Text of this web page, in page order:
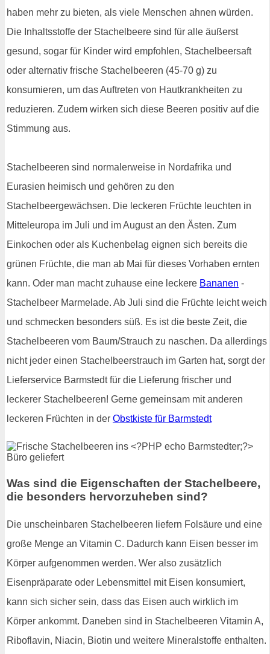
haben mehr zu bieten, als viele Menschen ahnen würden.
Die Inhaltsstoffe der Stachelbeere sind für alle äußerst
gesund, sogar für Kinder wird empfohlen, Stachelbeersaft
oder alternativ frische Stachelbeeren (45-70 g) zu
konsumieren, um das Auftreten von Hautkrankheiten zu
reduzieren. Zudem wirken sich diese Beeren positiv auf die
Stimmung aus.
Stachelbeeren sind normalerweise in Nordafrika und
Eurasien heimisch und gehören zu den
Stachelbeergewächsen. Die leckeren Früchte leuchten in
Mitteleuropa im Juli und im August an den Ästen. Zum
Einkochen oder als Kuchenbelag eignen sich bereits die
grünen Früchte, die man ab Mai für dieses Vorhaben ernten
kann. Oder man macht zuhause eine leckere Bananen -
Stachelbeer Marmelade. Ab Juli sind die Früchte leicht weich
und schmecken besonders süß. Es ist die beste Zeit, die
Stachelbeeren vom Baum/Strauch zu naschen. Da allerdings
nicht jeder einen Stachelbeerstrauch im Garten hat, sorgt der
Lieferservice Barmstedt für die Lieferung frischer und
leckerer Stachelbeeren! Gerne gemeinsam mit anderen
leckeren Früchten in der Obstkiste für Barmstedt
Was sind die Eigenschaften der Stachelbeere,
die besonders hervorzuheben sind?
Die unscheinbaren Stachelbeeren liefern Folsäure und eine
große Menge an Vitamin C. Dadurch kann Eisen besser im
Körper aufgenommen werden. Wer also zusätzlich
Eisenpräparate oder Lebensmittel mit Eisen konsumiert,
kann sich sicher sein, dass das Eisen auch wirklich im
Körper ankommt. Daneben sind in Stachelbeeren Vitamin A,
Riboflavin, Niacin, Biotin und weitere Mineralstoffe enthalten.